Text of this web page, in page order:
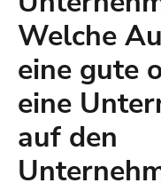
Welche
eine gute
eine
auf den